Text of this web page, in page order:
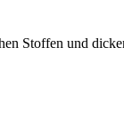
Stoffen und